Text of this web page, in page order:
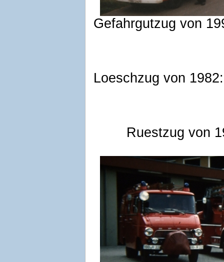
Gefahrgutzug von
Loeschzug von
Ruestzug von